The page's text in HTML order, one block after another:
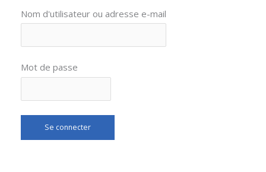
Nom d'utilisateur ou adresse e-mail
Mot de passe